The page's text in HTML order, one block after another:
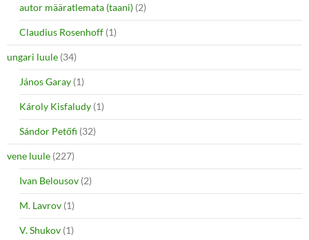
autor määratlemata (taani) (2)
Claudius Rosenhoff (1)
ungari luule (34)
János Garay (1)
Károly Kisfaludy (1)
Sándor Petőfi (32)
vene luule (227)
Ivan Belousov (2)
M. Lavrov (1)
V. Shukov (1)